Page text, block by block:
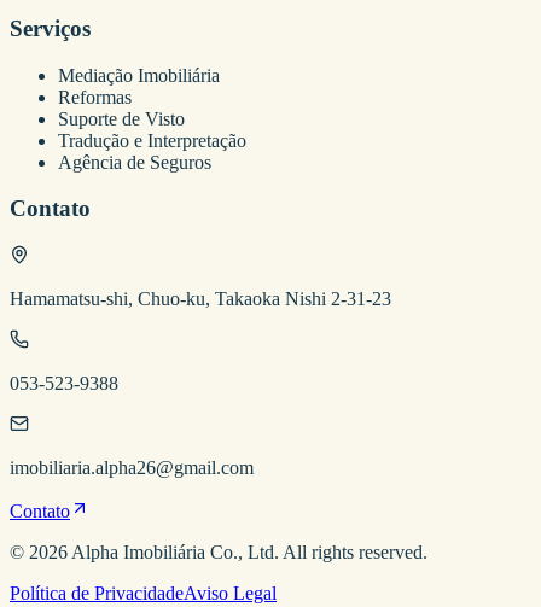
Serviços
Mediação Imobiliária
Reformas
Suporte de Visto
Tradução e Interpretação
Agência de Seguros
Contato
Hamamatsu-shi, Chuo-ku, Takaoka Nishi 2-31-23
053-523-9388
imobiliaria.alpha26@gmail.com
Contato
© 2026 Alpha Imobiliária Co., Ltd. All rights reserved.
Política de PrivacidadeAviso Legal